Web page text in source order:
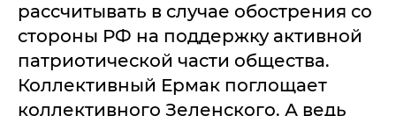
рассчитывать в случае обострения со
стороны РФ на поддержку активной
патриотической части общества.
Коллективный Ермак поглощает
коллективного Зеленского. А ведь